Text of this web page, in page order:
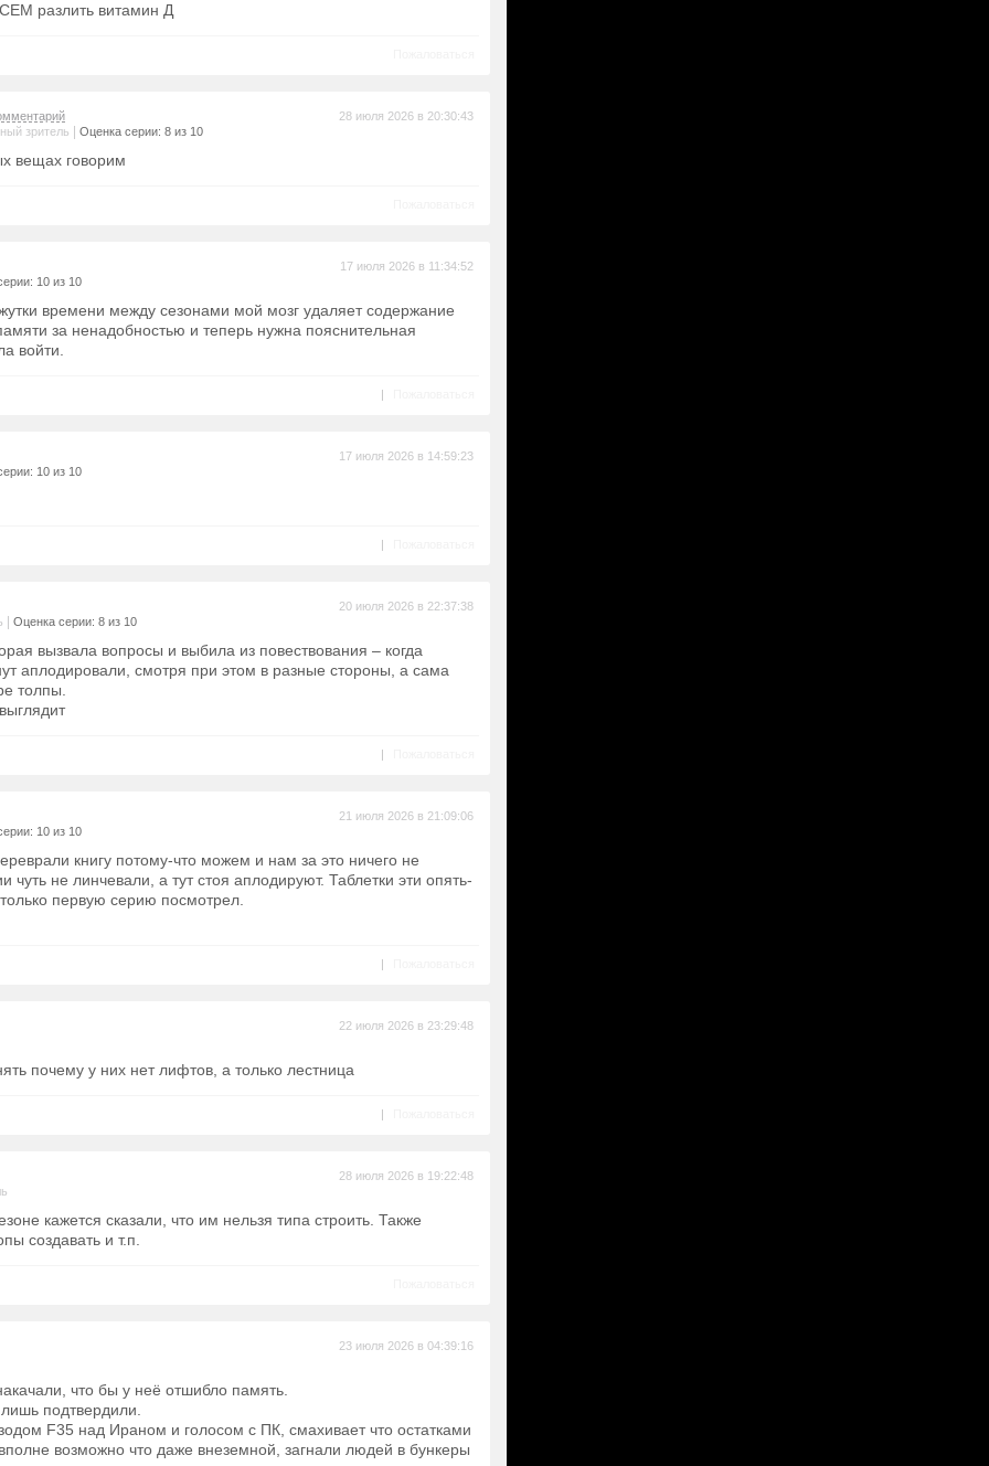
разлить витамин Д
зритель Оценка серии: 8 из 10
28 июля 2026 в 20:30:43
вещах говорим
10 из 10
17 июля 2026 в 11:34:52
времени между сезонами мой мозг удаляет содержание
за ненадобностью и теперь нужна пояснительная
войти.
|
10 из 10
17 июля 2026 в 14:59:23
|
Оценка серии: 8 из 10
20 июля 2026 в 22:37:38
вызвала вопросы и выбила из повествования – когда
аплодировали, смотря при этом в разные стороны, а сама
толпы.
|
10 из 10
21 июля 2026 в 21:09:06
книгу потому-что можем и нам за это ничего не
чуть не линчевали, а тут стоя аплодируют. Таблетки эти опять-
первую серию посмотрел.
|
22 июля 2026 в 23:29:48
почему у них нет лифтов, а только лестница
|
28 июля 2026 в 19:22:48
кажется сказали, что им нельзя типа строить. Также
создавать и т.п.
23 июля 2026 в 04:39:16
что бы у неё отшибло память.
подтвердили.
F35 над Ираном и голосом с ПК, смахивает что остатками
возможно что даже внеземной, загнали людей в бункеры